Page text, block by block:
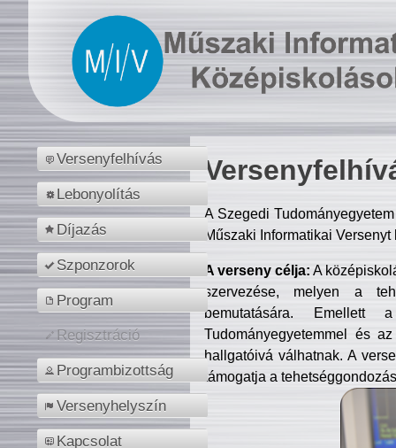
Versenyfelhívás
Lebonyolítás
Díjazás
Szponzorok
Program
Regisztráció
Programbizottság
Versenyhelyszín
Kapcsolat
A Szegedi
Műszaki Informatikai
A verseny célja: A
szervezése, melyen a
bemutatására. Emellett
Tudományegyetemmel és
hallgatóivá válhatnak. A
támogatja a